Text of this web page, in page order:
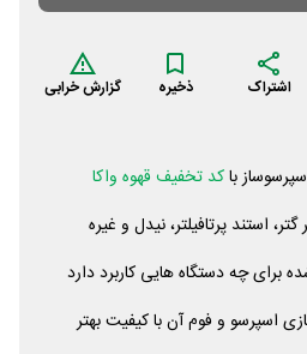
اشتراک ذخیره گزارش خرابی
باکد تخفیف قهوه واکا
گتر، استند پرتافیلتر، نیدل و غیره
برای چه دستگاه هایی کاربرد دارد
اسپرسو و فوم آن با کیفیت بهتر